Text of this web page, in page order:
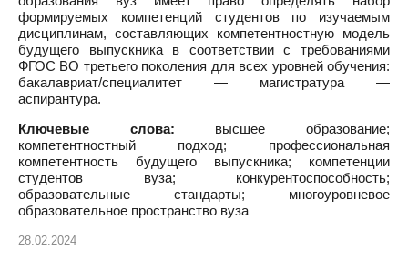
формируемых компетенций студентов по изучаемым
дисциплинам, составляющих компетентностную модель
будущего выпускника в соответствии с требованиями
ФГОС ВО третьего поколения для всех уровней обучения:
бакалавриат/специалитет — магистратура —
аспирантура.
Ключевые слова: высшее образование;
компетентностный подход; профессиональная
компетентность будущего выпускника; компетенции
студентов вуза; конкурентоспособность;
образовательные стандарты; многоуровневое
образовательное пространство вуза
28.02.2024